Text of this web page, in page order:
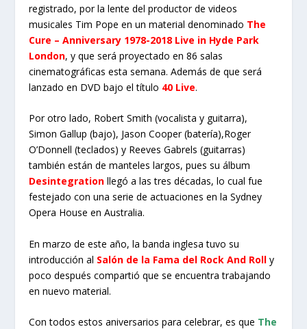
registrado, por la lente del productor de videos
musicales Tim Pope en un material denominado The
Cure – Anniversary 1978-2018 Live in Hyde Park
London, y que será proyectado en 86 salas
cinematográficas esta semana. Además de que será
lanzado en DVD bajo el título 40 Live.
Por otro lado, Robert Smith (vocalista y guitarra),
Simon Gallup (bajo), Jason Cooper (batería),Roger
O’Donnell (teclados) y Reeves Gabrels (guitarras)
también están de manteles largos, pues su álbum
Desintegration llegó a las tres décadas, lo cual fue
festejado con una serie de actuaciones en la Sydney
Opera House en Australia.
En marzo de este año, la banda inglesa tuvo su
introducción al Salón de la Fama del Rock And Roll y
poco después compartió que se encuentra trabajando
en nuevo material.
Con todos estos aniversarios para celebrar, es que The